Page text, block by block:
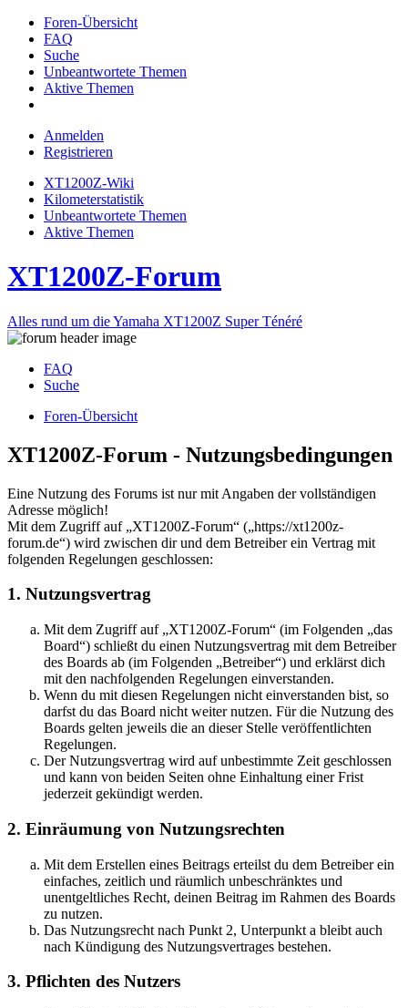
Foren-Übersicht
FAQ
Suche
Unbeantwortete Themen
Aktive Themen
Anmelden
Registrieren
XT1200Z-Wiki
Kilometerstatistik
Unbeantwortete Themen
Aktive Themen
XT1200Z-Forum
Alles rund um die Yamaha XT1200Z Super Ténéré
FAQ
Suche
Foren-Übersicht
XT1200Z-Forum - Nutzungsbedingungen
Eine Nutzung des Forums ist nur mit Angaben der vollständigen
Adresse möglich!
Mit dem Zugriff auf „XT1200Z-Forum“ („https://xt1200z-
forum.de“) wird zwischen dir und dem Betreiber ein Vertrag mit
folgenden Regelungen geschlossen:
1. Nutzungsvertrag
Mit dem Zugriff auf „XT1200Z-Forum“ (im Folgenden „das
Board“) schließt du einen Nutzungsvertrag mit dem Betreiber
des Boards ab (im Folgenden „Betreiber“) und erklärst dich
mit den nachfolgenden Regelungen einverstanden.
Wenn du mit diesen Regelungen nicht einverstanden bist, so
darfst du das Board nicht weiter nutzen. Für die Nutzung des
Boards gelten jeweils die an dieser Stelle veröffentlichten
Regelungen.
Der Nutzungsvertrag wird auf unbestimmte Zeit geschlossen
und kann von beiden Seiten ohne Einhaltung einer Frist
jederzeit gekündigt werden.
2. Einräumung von Nutzungsrechten
Mit dem Erstellen eines Beitrags erteilst du dem Betreiber ein
einfaches, zeitlich und räumlich unbeschränktes und
unentgeltliches Recht, deinen Beitrag im Rahmen des Boards
zu nutzen.
Das Nutzungsrecht nach Punkt 2, Unterpunkt a bleibt auch
nach Kündigung des Nutzungsvertrages bestehen.
3. Pflichten des Nutzers